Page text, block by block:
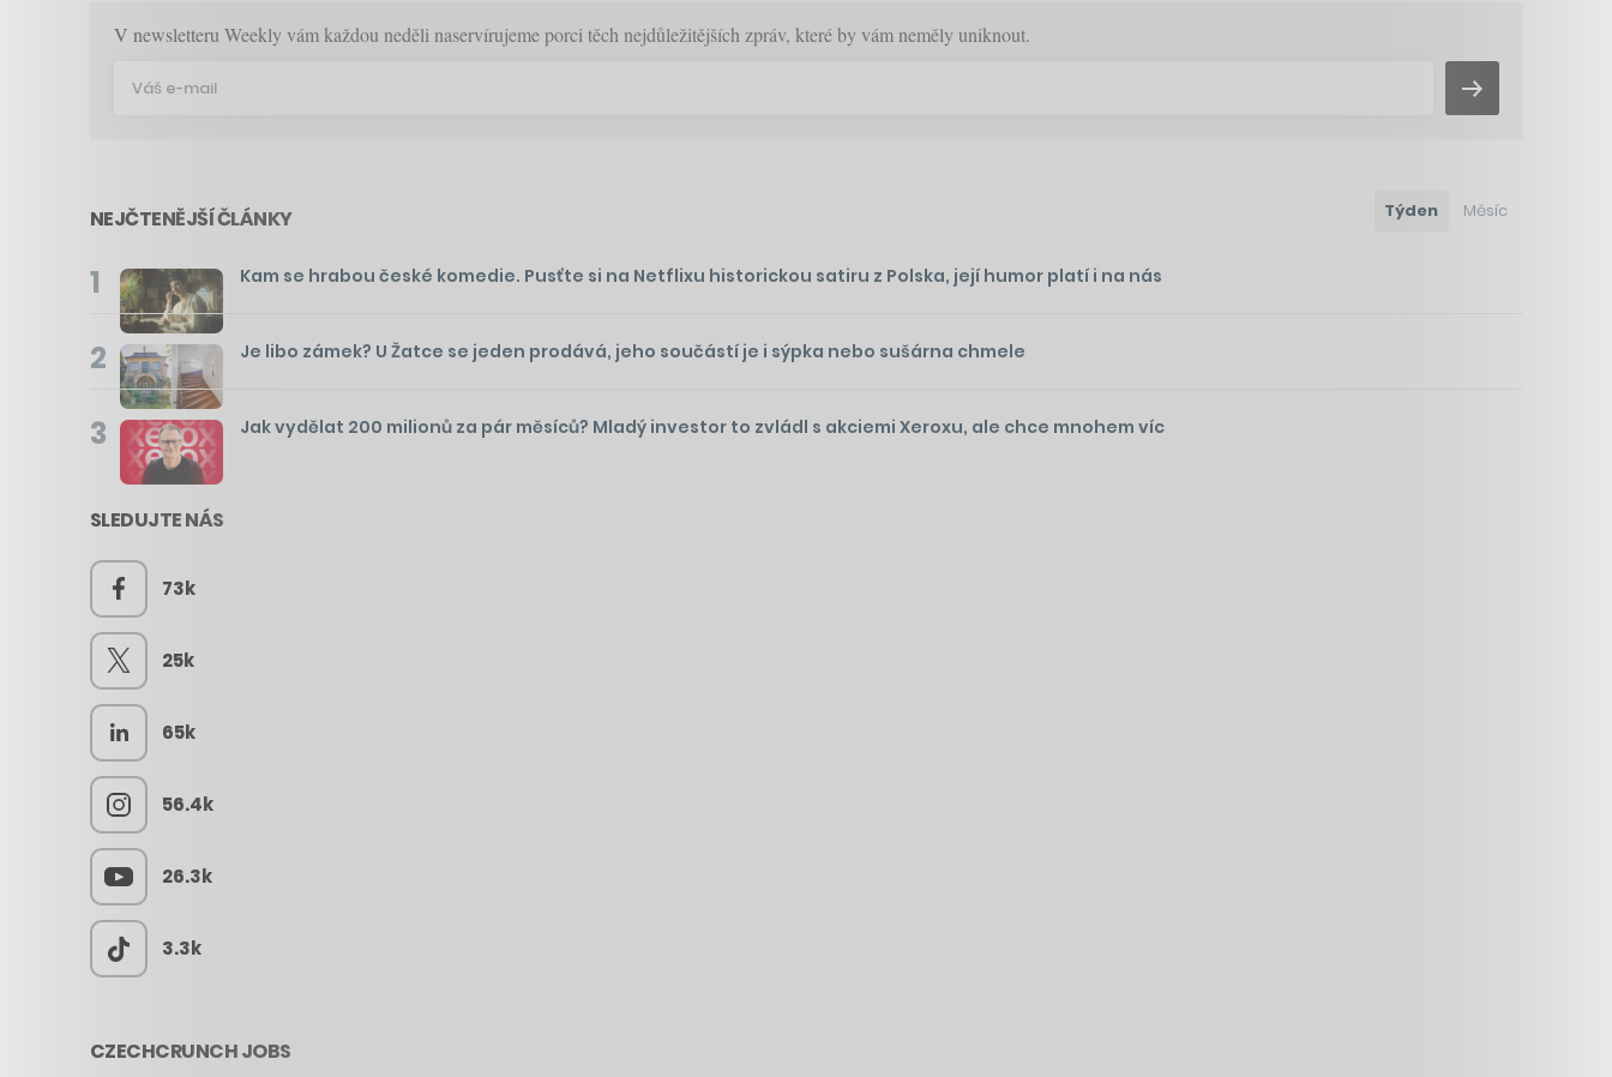
V newsletteru Weekly vám každou neděli naservírujeme porci těch nejdůležitějších zpráv, které by vám neměly uniknout.
NEJČTENĚJŠÍ ČLÁNKY Týden Měsíc
1 Kam se hrabou české komedie. Pusťte si na Netflixu historickou satiru z Polska, její humor platí i na nás
2 Je libo zámek? U Žatce se jeden prodává, jeho součástí je i sýpka nebo sušárna chmele
3 Jak vydělat 200 milionů za pár měsíců? Mladý investor to zvládl s akciemi Xeroxu, ale chce mnohem víc
SLEDUJTE NÁS
73k
25k
65k
56.4k
26.3k
3.3k
CZECHCRUNCH JOBS